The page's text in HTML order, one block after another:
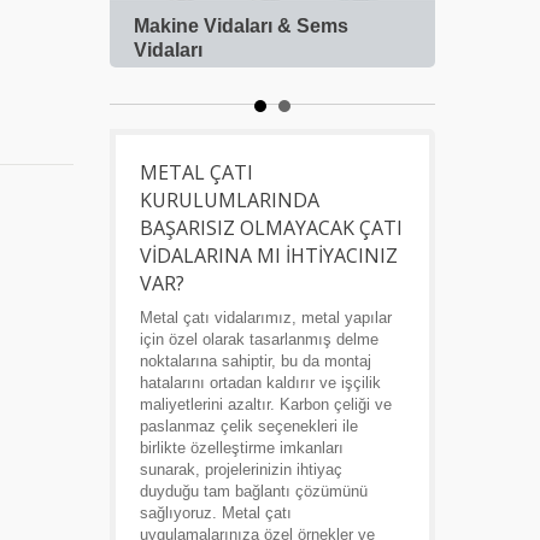
Makine Vidaları & Sems
Vidaları
METAL ÇATI
KURULUMLARINDA
BAŞARISIZ OLMAYACAK ÇATI
VIDALARINA MI İHTIYACINIZ
VAR?
Metal çatı vidalarımız, metal yapılar
için özel olarak tasarlanmış delme
noktalarına sahiptir, bu da montaj
hatalarını ortadan kaldırır ve işçilik
maliyetlerini azaltır. Karbon çeliği ve
paslanmaz çelik seçenekleri ile
birlikte özelleştirme imkanları
sunarak, projelerinizin ihtiyaç
duyduğu tam bağlantı çözümünü
sağlıyoruz. Metal çatı
uygulamalarınıza özel örnekler ve